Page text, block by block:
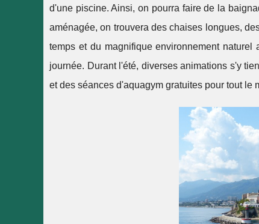
d'une piscine. Ainsi, on pourra faire de la
aménagée, on trouvera des chaises longues,
temps et du magnifique environnement
journée. Durant l'été, diverses animations s'y
et des séances d'aquagym gratuites pour tout le